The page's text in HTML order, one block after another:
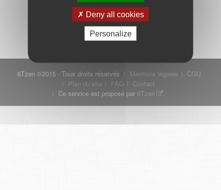
Mot de passe oublié ? Je crée mon compte
Connexion
6Tzen ©2015 - Tous droits réservés Mentions légales
CGU
Plan du site
FAQ
Contact
Ce service est proposé par 6Tzen .
Deny all cookies
Personalize